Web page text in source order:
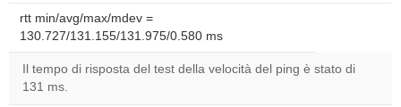
rtt min/avg/max/mdev =
130.727/131.155/131.975/0.580 ms
Il tempo di risposta del test della velocità del ping è stato di
131 ms.